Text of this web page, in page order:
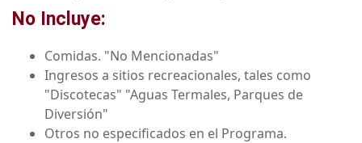
No Incluye:
Comidas. "No Mencionadas"
Ingresos a sitios recreacionales, tales como
"Discotecas" "Aguas Termales, Parques de
Diversión"
Otros no especificados en el Programa.